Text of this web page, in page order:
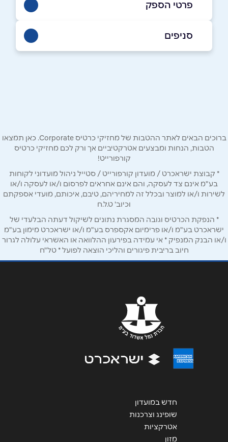
פרטי הספק
אימייל*
נושא*
אנא חזרו אלי בקשר ל...
הודעה*
שליחה
סניפים
ברוכים הבאים לאתר ההטבות של מחזיקי כרטיס Corporate. כאן תמצאו
הטבות, הנחות ומבצעים אטרקטיביים אך ורק לכם מחזיקי כרטיס
קורפורייט!
* קבוצת ישראכרט / מועדון קורפורייט / סטייל ניהול מועדוני לקוחות
בע"מ אינם צד לעסקה, והם אינם אחראים לפרסום ו/או לעסקה ו/או
לשירות ו/או למוצר ובכלל זה למחיריהם, טיבם, איכותם, מועדי אספקתם
וכיוב' ט.ל.ח
* הנפקת הכרטיס וגובה המסגרת נתונים לשיקול דעתה הבלעדי של
ישראכרט בע"מ ו/או פרימיום אקספרס בע"מ ו/או ישראכרט מימון בע"מ
ו/או הבנק המנפיק * אי עמידה בפירעון ההלוואה או האשראי עלולה לגרור
חיוב בריבית פיגורים והליכי הוצאה לפועל * טל"ח
חדש במועדון
שופינג וצרכנות
אטרקציות
מזון